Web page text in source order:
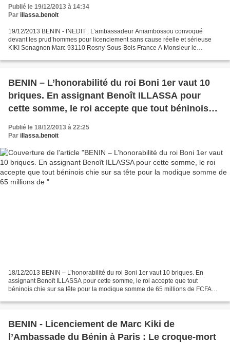
Publié le 19/12/2013 à 14:34
Par illassa.benoit
19/12/2013 BENIN - INEDIT : L’ambassadeur Aniambossou convoqué
devant les prud’hommes pour licenciement sans cause réelle et sérieuse
KIKI Sonagnon Marc 93110 Rosny-Sous-Bois France A Monsieur le
BENIN – L’honorabilité du roi Boni 1er vaut 10
briques. En assignant Benoît ILLASSA pour
cette somme, le roi accepte que tout béninois
millions de
Publié le 18/12/2013 à 22:25
Par illassa.benoit
18/12/2013 BENIN – L’honorabilité du roi Boni 1er vaut 10 briques. En
assignant Benoît ILLASSA pour cette somme, le roi accepte que tout
béninois chie sur sa tête pour la modique somme de 65 millions de FCFA
BENIN - Licenciement de Marc Kiki de
l’Ambassade du Bénin à Paris : Le croque-mort